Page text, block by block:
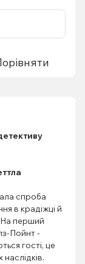
спроба
в крадіжці й
На перший
Пойнт -
гості, це